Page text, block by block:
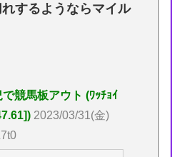
するようならマイル
競馬板アウト (ﾜｯﾁｮｲ
2023/03/31(金)